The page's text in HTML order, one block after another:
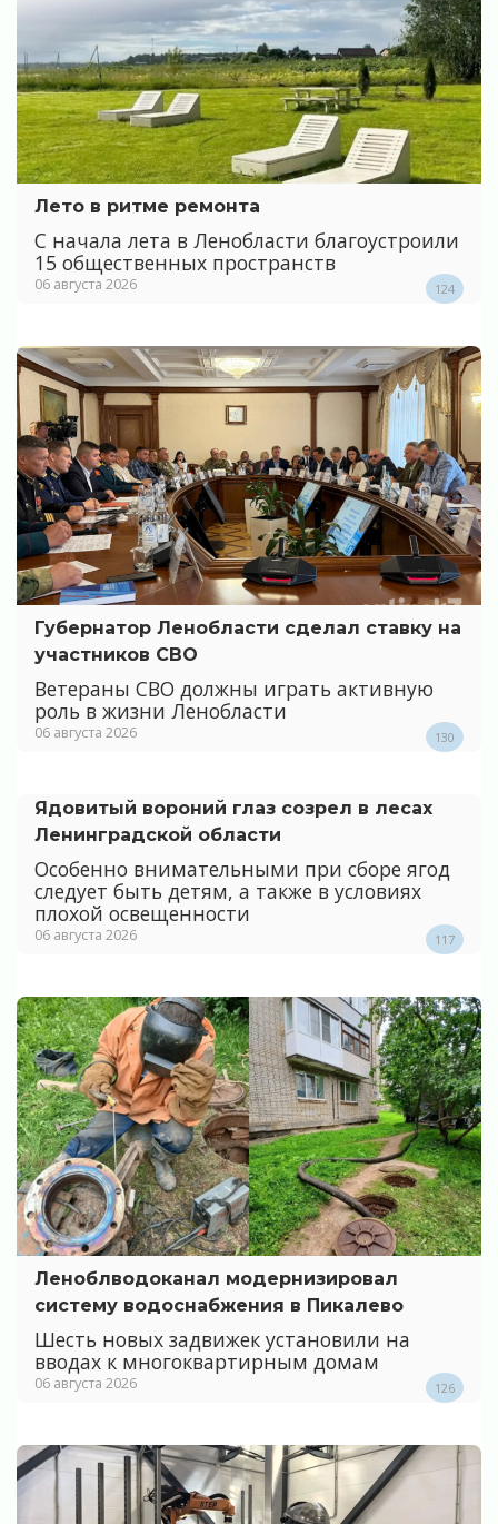
Лето в ритме ремонта
С начала лета в Ленобласти благоустроили
15 общественных пространств
06 августа 2026 124
Губернатор Ленобласти сделал ставку на
участников СВО
Ветераны СВО должны играть активную
роль в жизни Ленобласти
06 августа 2026 130
Ядовитый вороний глаз созрел в лесах
Ленинградской области
Особенно внимательными при сборе ягод
следует быть детям, а также в условиях
плохой освещенности
06 августа 2026 117
Леноблводоканал модернизировал
систему водоснабжения в Пикалево
Шесть новых задвижек установили на
вводах к многоквартирным домам
06 августа 2026 126